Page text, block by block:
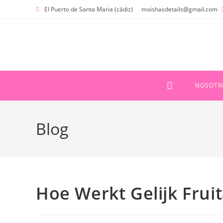
El Puerto de Santa Maria (cádiz) moishasdetails@gmail.com
Blog
Hoe Werkt Gelijk